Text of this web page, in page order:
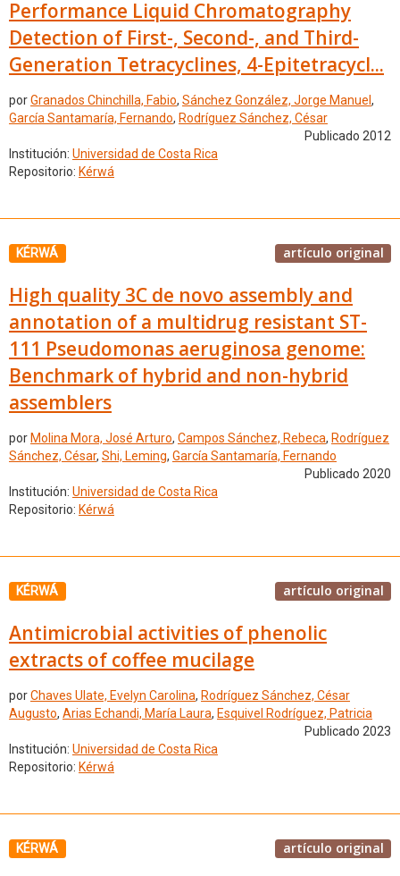
Performance Liquid Chromatography
Detection of First-, Second-, and Third-
Generation Tetracyclines, 4-Epitetracycl...
porGranados Chinchilla, Fabio, Sánchez González, Jorge Manuel ,
García Santamaría, Fernando, Rodríguez Sánchez, César
Publicado 2012
Institución: Universidad de Costa Rica
Repositorio: Kérwá
KÉRWÁ artículo original
High quality 3C de novo assembly and
annotation of a multidrug resistant ST-
111 Pseudomonas aeruginosa genome:
Benchmark of hybrid and non-hybrid
assemblers
por Molina Mora, José Arturo, Campos Sánchez, Rebeca, Rodríguez
Sánchez, César, Shi, Leming, García Santamaría, Fernando
Publicado 2020
Institución: Universidad de Costa Rica
Repositorio: Kérwá
KÉRWÁ artículo original
Antimicrobial activities of phenolic
extracts of coffee mucilage
porChaves Ulate, Evelyn Carolina, Rodríguez Sánchez, César
Augusto, Arias Echandi, María Laura, Esquivel Rodríguez, Patricia
Publicado 2023
Institución: Universidad de Costa Rica
Repositorio: Kérwá
KÉRWÁ artículo original